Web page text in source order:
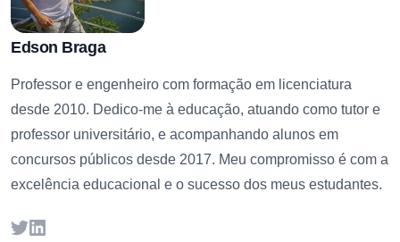
Edson Braga
Professor e engenheiro com formação em licenciatura
desde 2010. Dedico-me à educação, atuando como tutor e
professor universitário, e acompanhando alunos em
concursos públicos desde 2017. Meu compromisso é com a
excelência educacional e o sucesso dos meus estudantes.
TwitterLinkedIn